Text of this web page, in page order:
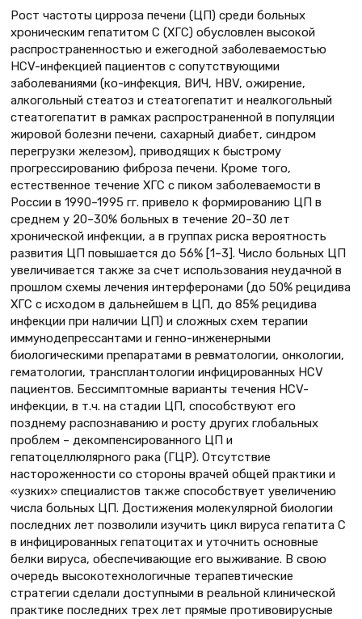
Рост частоты цирроза печени (ЦП) среди больных
хроническим гепатитом С (ХГС) обусловлен высокой
распространенностью и ежегодной заболеваемостью
HCV-инфекцией пациентов с сопутствующими
заболеваниями (ко-инфекция, ВИЧ, HBV, ожирение,
алкогольный стеатоз и стеатогепатит и неалкогольный
стеатогепатит в рамках распространенной в популяции
жировой болезни печени, сахарный диабет, синдром
перегрузки железом), приводящих к быстрому
прогрессированию фиброза печени. Кроме того,
естественное течение ХГС с пиком заболеваемости в
России в 1990–1995 гг. привело к формированию ЦП в
среднем у 20–30% больных в течение 20–30 лет
хронической инфекции, а в группах риска вероятность
развития ЦП повышается до 56% [1–3]. Число больных ЦП
увеличивается также за счет использования неудачной в
прошлом схемы лечения интерферонами (до 50% рецидива
ХГС с исходом в дальнейшем в ЦП, до 85% рецидива
инфекции при наличии ЦП) и сложных схем терапии
иммунодепрессантами и генно-инженерными
биологическими препаратами в ревматологии, онкологии,
гематологии, трансплантологии инфицированных HCV
пациентов. Бессимптомные варианты течения HCV-
инфекции, в т.ч. на стадии ЦП, способствуют его
позднему распознаванию и росту других глобальных
проблем – декомпенсированного ЦП и
гепатоцеллюлярного рака (ГЦР). Отсутствие
настороженности со стороны врачей общей практики и
«узких» специалистов также способствует увеличению
числа больных ЦП. Достижения молекулярной биологии
последних лет позволили изучить цикл вируса гепатита С
в инфицированных гепатоцитах и уточнить основные
белки вируса, обеспечивающие его выживание. В свою
очередь высокотехнологичные терапевтические
стратегии сделали доступными в реальной клинической
практике последних трех лет прямые противовирусные